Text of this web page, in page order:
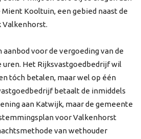
Kooltuin, een gebied naast de
voor de vergoeding van de
Het Rijksvastgoedbedrijf wil
tóch betalen, maar wel op één
betaalt de inmiddels
aan Katwijk, maar de gemeente
voor Valkenhorst
van wethouder